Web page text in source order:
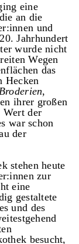
eine
an die
und
Jahrhundert
wurde nicht
Wegen
das
Hecken
,
ihrer großen
Wert der
war schon
der
stehen heute
zur
eine
gestaltete
und des
besucht,